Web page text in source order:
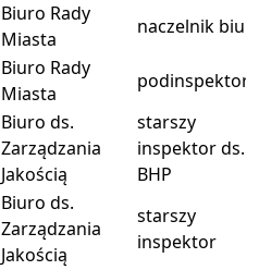
Biuro Rady
Miasta
naczelnik
Biuro Rady
Miasta
podinspektor
Biuro ds.
Zarządzania
Jakością
starszy
inspektor ds.
BHP
Biuro ds.
Zarządzania
Jakością
starszy
inspektor